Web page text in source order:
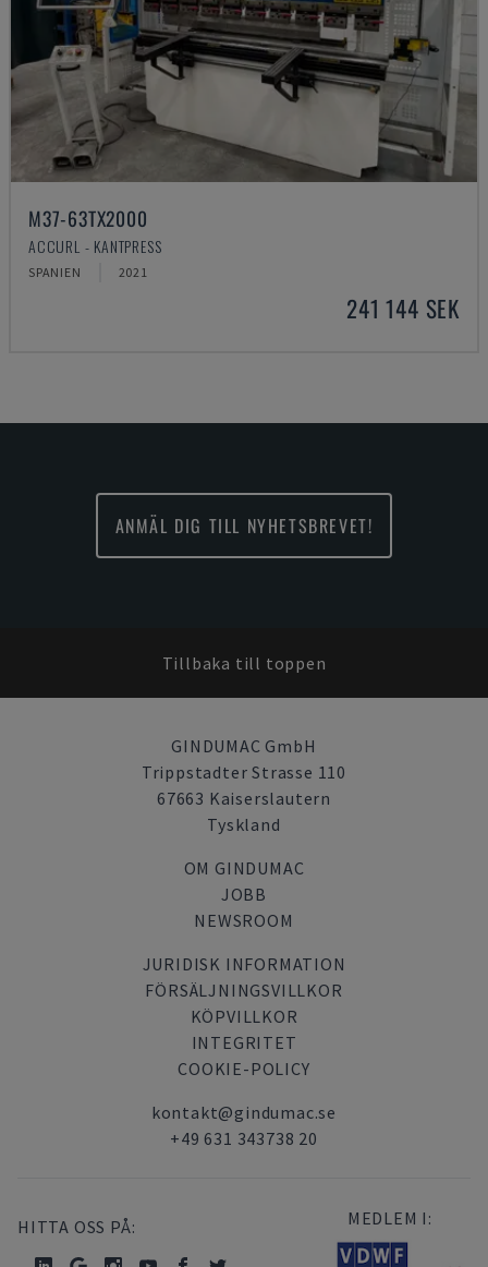
M37-63TX2000
ACCURL - KANTPRESS
SPANIEN 2021
241 144 SEK
ANMÄL DIG TILL NYHETSBREVET!
Tillbaka till toppen
GINDUMAC GmbH
Trippstadter Strasse 110
67663 Kaiserslautern
Tyskland
OM GINDUMAC
JOBB
NEWSROOM
JURIDISK INFORMATION
FÖRSÄLJNINGSVILLKOR
KÖPVILLKOR
INTEGRITET
COOKIE-POLICY
kontakt@gindumac.se
+49 631 343738 20
HITTA OSS PÅ: MEDLEM I: